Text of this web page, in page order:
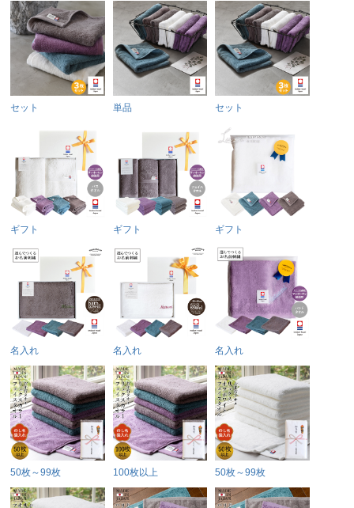
セット 単品 セット
ギフト ギフト ギフト
名入れ 名入れ 名入れ
50枚～99枚 100枚以上 50枚～99枚